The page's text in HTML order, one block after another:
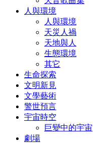
人與環境
人與環境
天災人禍
天地與人
生態環境
其它
生命探索
文明新見
文學藝術
警世預言
宇宙時空
巨變中的宇宙
劇場